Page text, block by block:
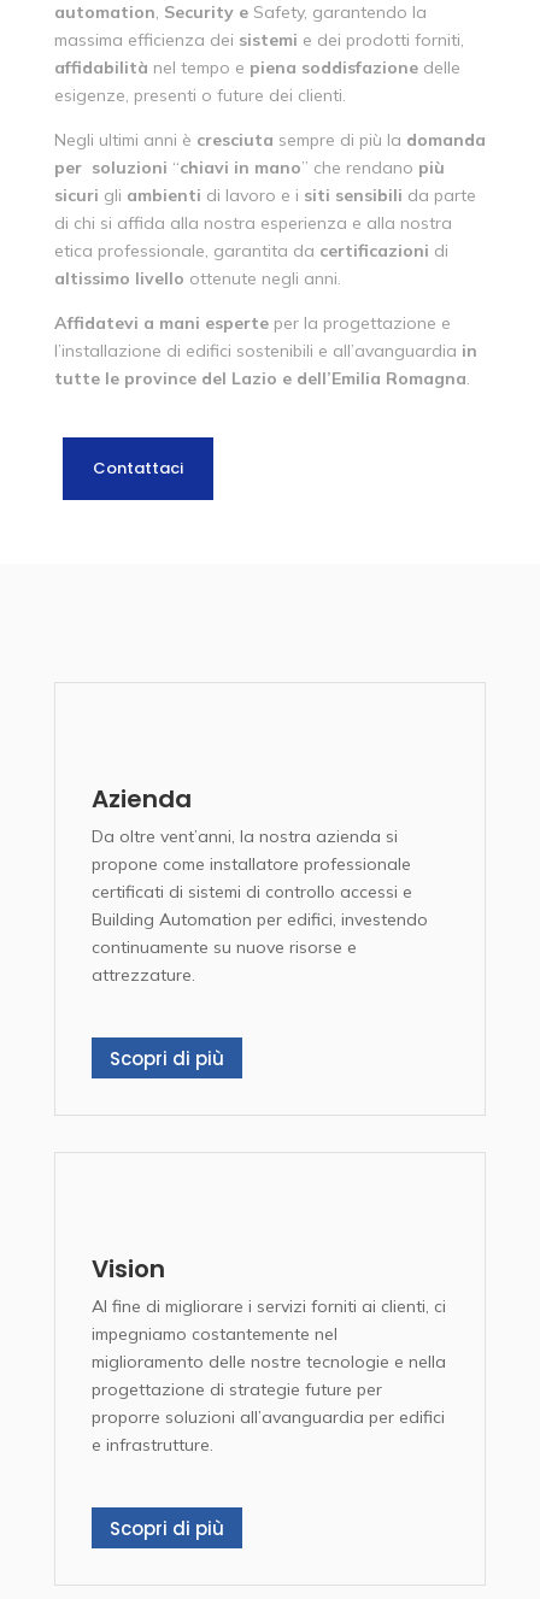
automation, Security eSafety, garantendo la
massima efficienza dei sistemi e dei prodotti forniti,
affidabilità nel tempo e piena soddisfazionedelle
esigenze, presenti o future dei clienti.
Negli ultimi anni è cresciuta sempre di più la domanda
per soluzioni “chiavi in mano” che rendano più
sicuri gli ambienti di lavoro e i siti sensibili da parte
di chi si affida alla nostra esperienza e alla nostra
etica professionale, garantita da certificazioni di
altissimo livello ottenute negli anni.
Affidatevi a mani esperte per la progettazione e
l’installazione di edifici sostenibili e all’avanguardia in
tutte le province del Lazio e dell’Emilia Romagna.
Contattaci
Azienda
Da oltre vent’anni, la nostra azienda si
propone come installatore professionale
certificati di sistemi di controllo accessi e
Building Automation per edifici, investendo
continuamente su nuove risorse e
attrezzature.
Scopri di più
Vision
Al fine di migliorare i servizi forniti ai clienti, ci
impegniamo costantemente nel
miglioramento delle nostre tecnologie e nella
progettazione di strategie future per
proporre soluzioni all’avanguardia per edifici
e infrastrutture.
Scopri di più